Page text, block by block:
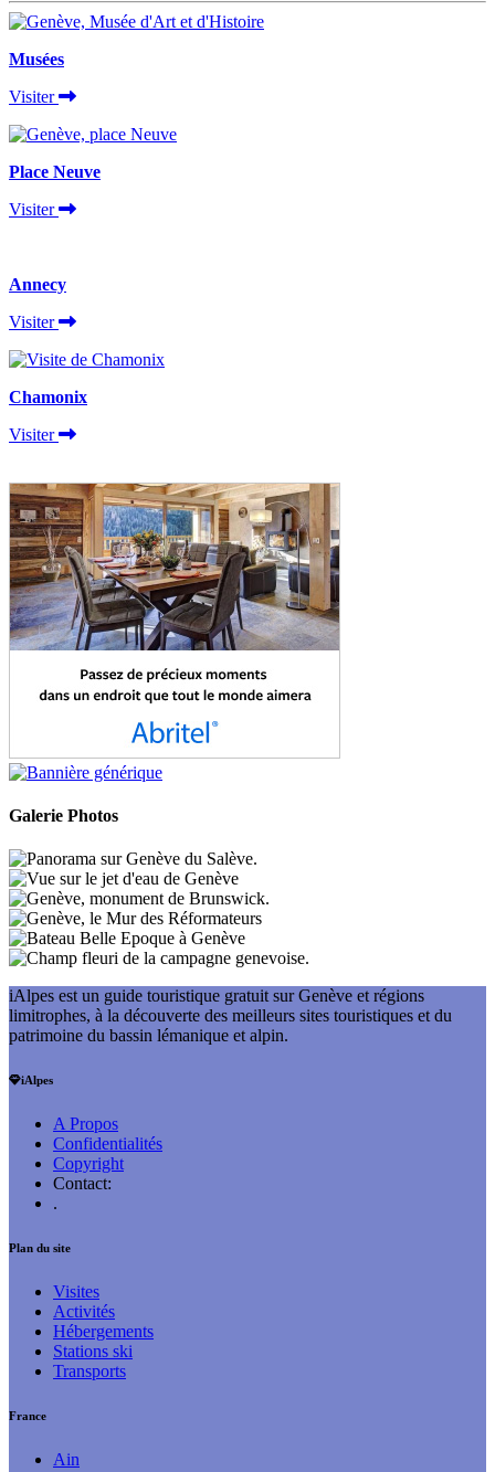
Musées
Visiter
Place Neuve
Visiter
Annecy
Visiter
Chamonix
Visiter
Galerie Photos
iAlpes est un guide touristique gratuit sur Genève et régions
limitrophes, à la découverte des meilleurs sites touristiques et du
patrimoine du bassin lémanique et alpin.
iAlpes
A Propos
Confidentialités
Copyright
Contact:
.
Plan du site
Visites
Activités
Hébergements
Stations ski
Transports
France
Ain